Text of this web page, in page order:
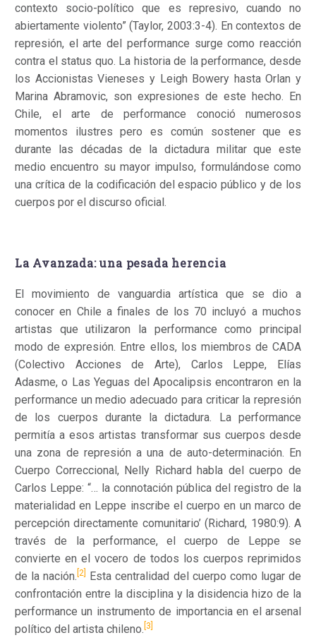
contexto socio-político que es represivo, cuando no
abiertamente violento” (Taylor, 2003:3-4). En contextos de
represión, el arte del performance surge como reacción
contra el status quo. La historia de la performance, desde
los Accionistas Vieneses y Leigh Bowery hasta Orlan y
Marina Abramovic, son expresiones de este hecho. En
Chile, el arte de performance conoció numerosos
momentos ilustres pero es común sostener que es
durante las décadas de la dictadura militar que este
medio encuentro su mayor impulso, formulándose como
una crítica de la codificación del espacio público y de los
cuerpos por el discurso oficial.
La Avanzada: una pesada herencia
El movimiento de vanguardia artística que se dio a
conocer en Chile a finales de los 70 incluyó a muchos
artistas que utilizaron la performance como principal
modo de expresión. Entre ellos, los miembros de CADA
(Colectivo Acciones de Arte), Carlos Leppe, Elías
Adasme, o Las Yeguas del Apocalipsis encontraron en la
performance un medio adecuado para criticar la represión
de los cuerpos durante la dictadura. La performance
permitía a esos artistas transformar sus cuerpos desde
una zona de represión a una de auto-determinación. En
Cuerpo Correccional, Nelly Richard habla del cuerpo de
Carlos Leppe: “… la connotación pública del registro de la
materialidad en Leppe inscribe el cuerpo en un marco de
percepción directamente comunitario’ (Richard, 1980:9). A
través de la performance, el cuerpo de Leppe se
convierte en el vocero de todos los cuerpos reprimidos
de la nación.[2]
Esta centralidad del cuerpo como lugar de
confrontación entre la disciplina y la disidencia hizo de la
performance un instrumento de importancia en el arsenal
político del artista chileno. [3]